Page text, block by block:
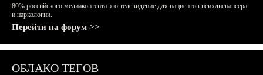
80% российского медиаконтента это телевидение для пациентов психдиспансера
и наркологии.
Перейти на форум >>
ОБЛАКО ТЕГОВ